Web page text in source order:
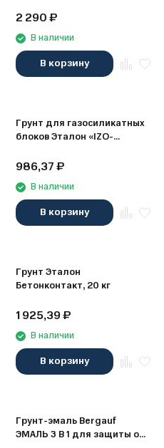
2 290₽
В наличии
В корзину
Грунт для газосиликатных
блоков Эталон «IZO-
986,37₽
В наличии
В корзину
Грунт Эталон
Бетонконтакт, 20 кг
1 925,39₽
В наличии
В корзину
Грунт-эмаль Bergauf
ЭМАЛЬ 3 В 1 для защиты от